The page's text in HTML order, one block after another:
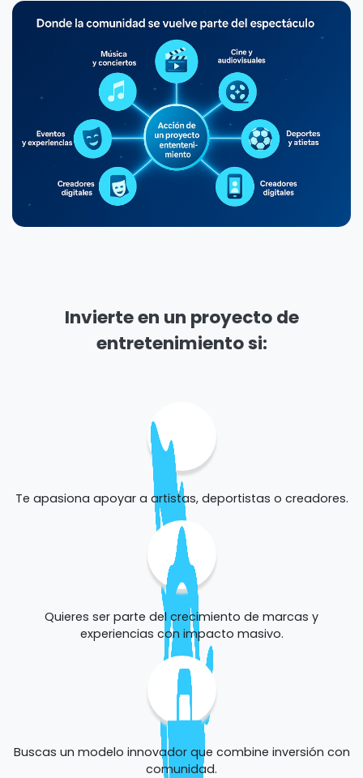
Invierte en un proyecto de
entretenimiento si:
Te apasiona apoyar a artistas, deportistas o creadores.
Quieres ser parte del crecimiento de marcas y
experiencias con impacto masivo.
Buscas un modelo innovador que combine inversión con
comunidad.